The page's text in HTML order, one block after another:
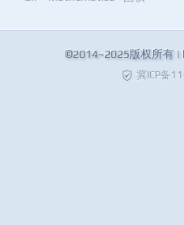
©2014~2025版权所有 |
冀ICP备